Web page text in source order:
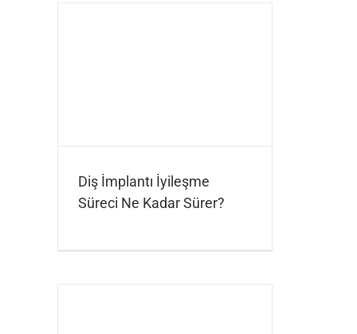
Diş İmplantı İyileşme
Süreci Ne Kadar Sürer?